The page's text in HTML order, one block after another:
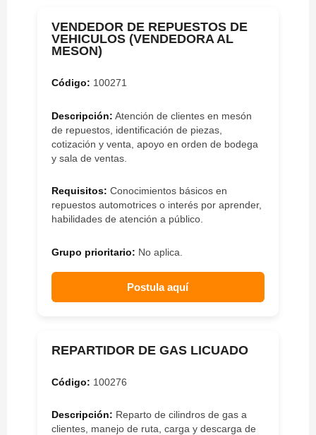
VENDEDOR DE REPUESTOS DE
VEHICULOS (VENDEDORA AL
MESON)
Código: 100271
Descripción: Atención de clientes en mesón
de repuestos, identificación de piezas,
cotización y venta, apoyo en orden de bodega
y sala de ventas.
Requisitos: Conocimientos básicos en
repuestos automotrices o interés por aprender,
habilidades de atención a público.
Grupo prioritario: No aplica.
Postula aquí
REPARTIDOR DE GAS LICUADO
Código: 100276
Descripción: Reparto de cilindros de gas a
clientes, manejo de ruta, carga y descarga de